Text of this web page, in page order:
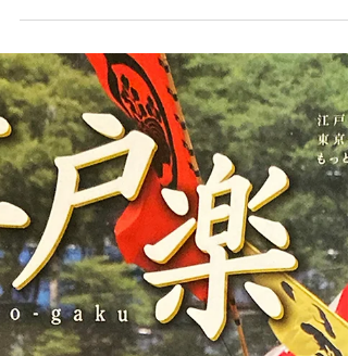
【放送延期のお知らせ】3月12
日(木) NHK「あさイチ」出演に
ついて
NHK「あさイチ」 2026年3月12日（木）柳原尚之
が出演予定でしたNHK「あさイチ」内の「みん
な！ゴハンだよ」コーナーは、国会中継のため番
組内容の変更となり、コーナー自体が延期となり
ました。 放送を楽しみにしてくださっていた皆
まには、大変申し訳ございません。 近いうちに
度登板があるかと思いますので、またお知らせさ
せていただきます。